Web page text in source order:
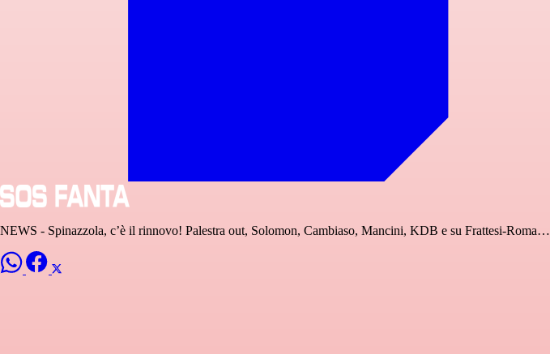
NEWS - Spinazzola, c’è il rinnovo! Palestra out, Solomon, Cambiaso, Mancini, KDB e su Frattesi-Roma…